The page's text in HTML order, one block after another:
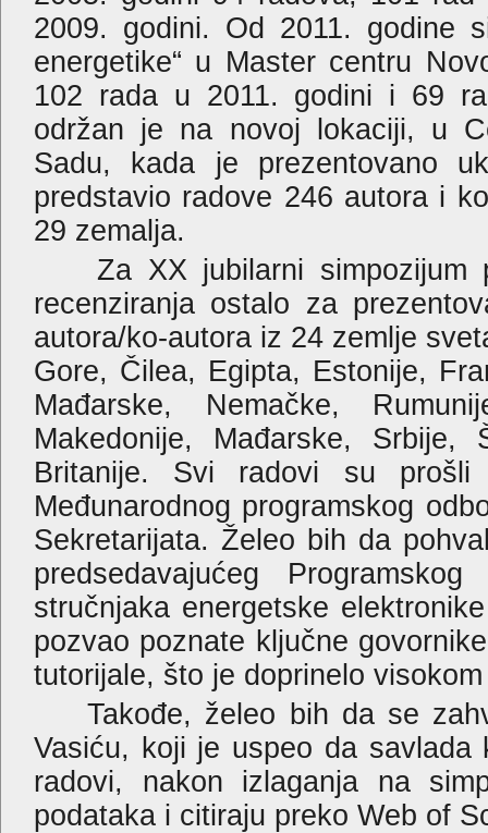
2009. godini. Od 2011. godine
energetike“ u Master centru
102 rada u 2011. godini i 69
održan je na novoj lokaciji, u
Sadu, kada je prezentovano
predstavio radove 246 autora i
29 zemalja.
Za XX jubilarni simpozijum
recenziranja ostalo za
autora/ko-autora iz 24 zemlje
Gore, Čilea, Egipta, Estonije,
Mađarske, Nemačke,
Makedonije, Mađarske,
Britanije. Svi radovi su
Međunarodnog programskog
Sekretarijata. Želeo bih da
predsedavajućeg
stručnjaka energetske
pozvao poznate ključne
tutorijale, što je doprinelo
Takođe, želeo bih da se
Vasiću, koji je uspeo da savlada
radovi, nakon izlaganja na
podataka i citiraju preko Web of